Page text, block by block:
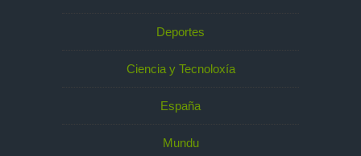
Deportes
Ciencia y Tecnoloxía
España
Mundu